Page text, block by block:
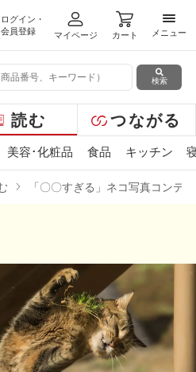
ログイン・
会員登録
マイページ カート
メニ
メニュー
検索
読む つながる
美容･化粧品 食品 キッチン
「〇〇すぎる」ネコ写真コンテ